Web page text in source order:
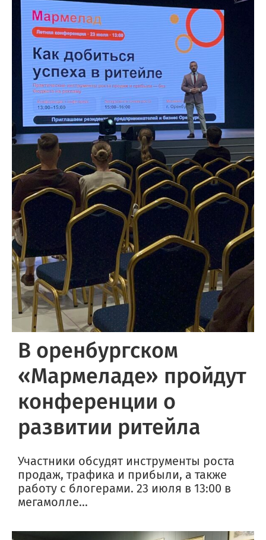
В оренбургском
«Мармеладе» пройдут
конференции о
развитии ритейла
Участники обсудят инструменты роста
продаж, трафика и прибыли, а также
работу с блогерами. 23 июля в 13:00 в
мегамолле...